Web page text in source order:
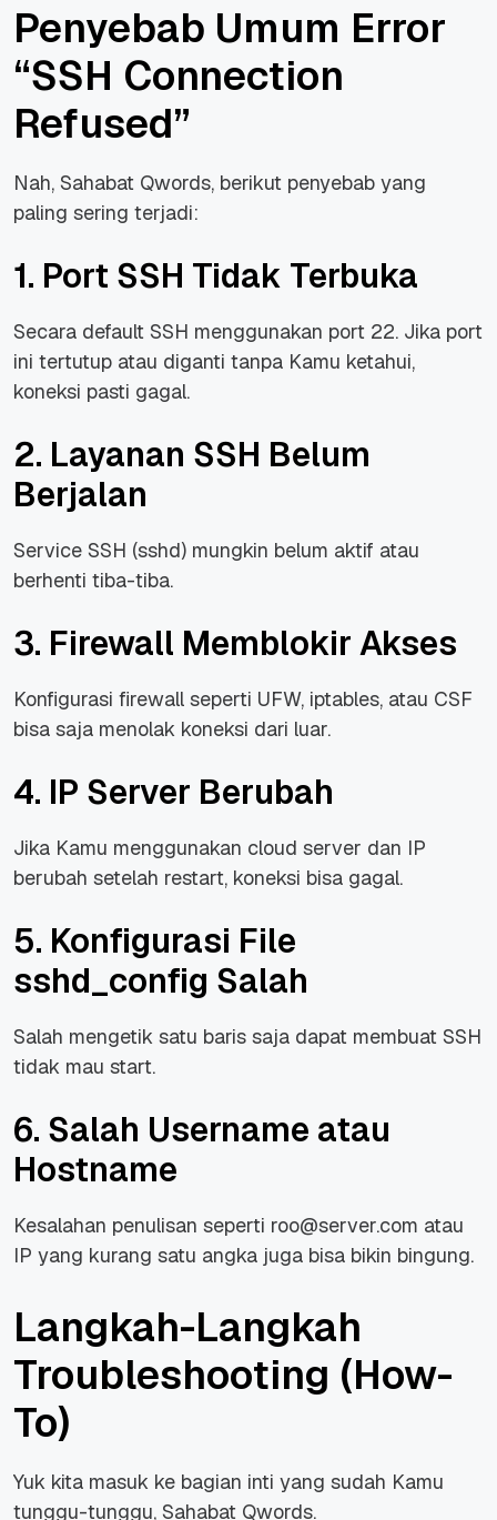
Penyebab Umum Error
“SSH Connection
Refused”
Nah, Sahabat Qwords, berikut penyebab yang
paling sering terjadi:
1. Port SSH Tidak Terbuka
Secara default SSH menggunakan port 22. Jika port
ini tertutup atau diganti tanpa Kamu ketahui,
koneksi pasti gagal.
2. Layanan SSH Belum
Berjalan
Service SSH (sshd) mungkin belum aktif atau
berhenti tiba-tiba.
3. Firewall Memblokir Akses
Konfigurasi firewall seperti UFW, iptables, atau CSF
bisa saja menolak koneksi dari luar.
4. IP Server Berubah
Jika Kamu menggunakan cloud server dan IP
berubah setelah restart, koneksi bisa gagal.
5. Konfigurasi File
sshd_config Salah
Salah mengetik satu baris saja dapat membuat SSH
tidak mau start.
6. Salah Username atau
Hostname
Kesalahan penulisan seperti roo@server.com atau
IP yang kurang satu angka juga bisa bikin bingung.
Langkah-Langkah
Troubleshooting (How-
To)
Yuk kita masuk ke bagian inti yang sudah Kamu
tunggu-tunggu, Sahabat Qwords.